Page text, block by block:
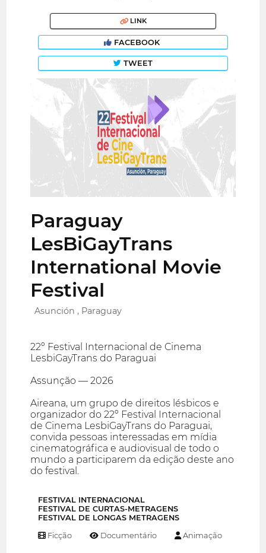
LINK
FACEBOOK
TWEET
Paraguay
LesBiGayTrans
International Movie
Festival
Asunción , Paraguay
22º Festival Internacional de Cinema
LesbiGayTrans do Paraguai
Assunção — 2026
Aireana, um grupo de direitos lésbicos e
organizador do 22º Festival Internacional
de Cinema LesbiGayTrans do Paraguai,
convida pessoas interessadas em mídia
cinematográfica e audiovisual de todo o
mundo a participarem da edição deste ano
do festival.
FESTIVAL INTERNACIONAL
FESTIVAL DE CURTAS-METRAGENS
FESTIVAL DE LONGAS METRAGENS
Ficção Documentário Animação